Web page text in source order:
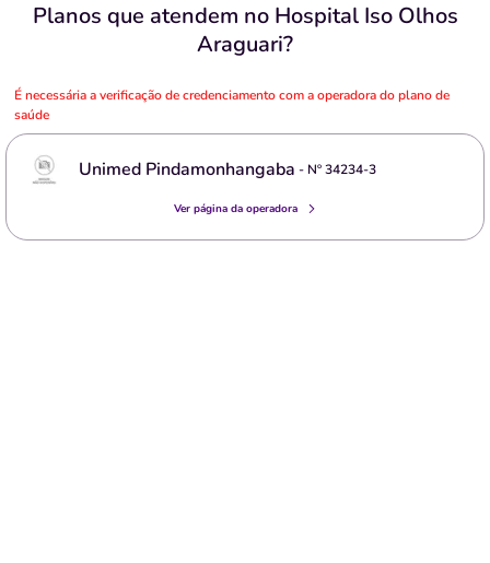
Planos que atendem no Hospital Iso Olhos
Araguari?
É necessária a verificação de credenciamento com a operadora do plano de
saúde
Unimed Pindamonhangaba - Nº34234-3
Ver página da operadora